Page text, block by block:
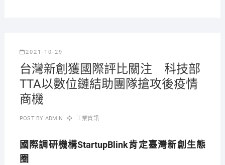
2021-10-29
台灣新創獲國際評比關注 科技部
TTA以數位鏈結助團隊搶攻後疫情
商機
POST BY ADMIN 工業資訊
國際調研機構StartupBlink肯定臺灣新創生態
圈